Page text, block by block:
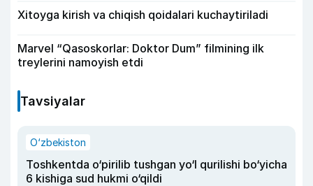
Xitoyga kirish va chiqish qoidalari kuchaytiriladi
Marvel “Qasoskorlar: Doktor Dum” filmining ilk
treylerini namoyish etdi
Tavsiyalar
O‘zbekiston
Toshkentda o‘pirilib tushgan yo‘l qurilishi bo‘yicha
6 kishiga sud hukmi o‘qildi